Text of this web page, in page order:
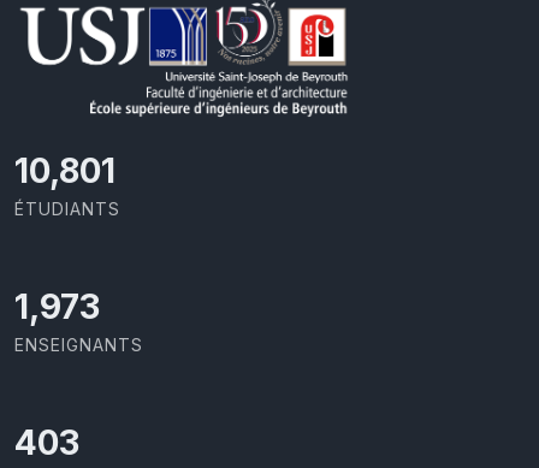
11,727
ÉTUDIANTS
2,142
ENSEIGNANTS
437